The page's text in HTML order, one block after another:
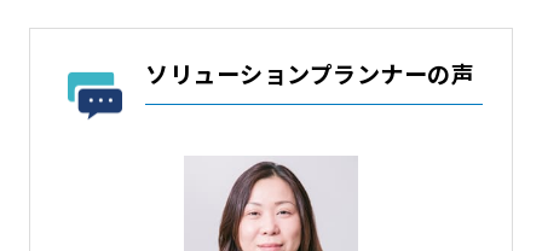
ソリューションプランナーの声